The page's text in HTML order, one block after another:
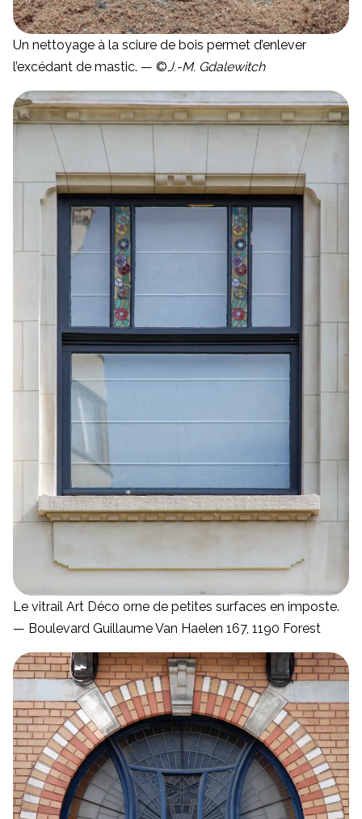
Un nettoyage à la sciure de bois permet d’enlever
l’excédant de mastic. — ©J.-M. Gdalewitch
Le vitrail Art Déco orne de petites surfaces en imposte.
— Boulevard Guillaume Van Haelen 167, 1190 Forest